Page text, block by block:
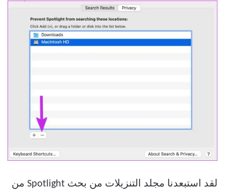
لقد استبعدنا مجلد التنزيلات من بحث Spotlight من